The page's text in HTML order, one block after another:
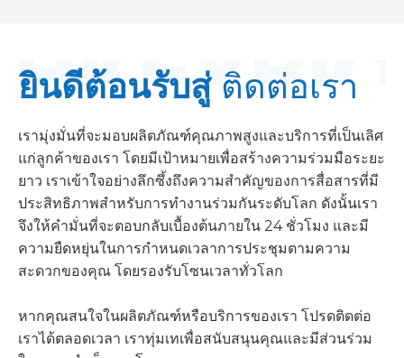
ยินดีต้อนรับสู่ ติดต่อเรา
เรามุ่งมั่นที่จะมอบผลิตภัณฑ์คุณภาพสูงและบริการที่เป็นเลิศ
แก่ลูกค้าของเรา โดยมีเป้าหมายเพื่อสร้างความร่วมมือระยะ
ยาว เราเข้าใจอย่างลึกซึ้งถึงความสำคัญของการสื่อสารที่มี
ประสิทธิภาพสำหรับการทำงานร่วมกันระดับโลก ดังนั้นเรา
จึงให้คำมั่นที่จะตอบกลับเบื้องต้นภายใน 24 ชั่วโมง และมี
ความยืดหยุ่นในการกำหนดเวลาการประชุมตามความ
สะดวกของคุณ โดยรองรับโซนเวลาทั่วโลก
หากคุณสนใจในผลิตภัณฑ์หรือบริการของเรา โปรดติดต่อ
เราได้ตลอดเวลา เราทุ่มเทเพื่อสนับสนุนคุณและมีส่วนร่วม